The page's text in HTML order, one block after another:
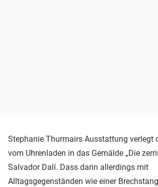
Stephanie Thurmairs Ausstattung verlegt
vom Uhrenladen in das Gemälde „Die
Salvador Dalí. Dass darin allerdings mit
Alltagsgegenständen wie einer